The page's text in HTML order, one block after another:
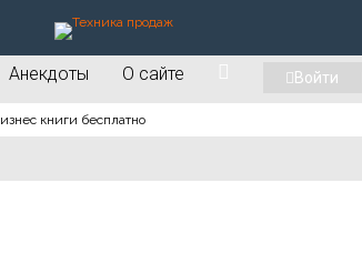
Анекдоты О сайте Войти
книги бесплатно